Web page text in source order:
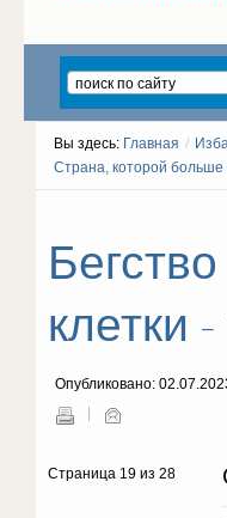
Вы здесь: Главная /
Страна, которой больше
клетки -
Опубликовано:
Страница 19 из 28